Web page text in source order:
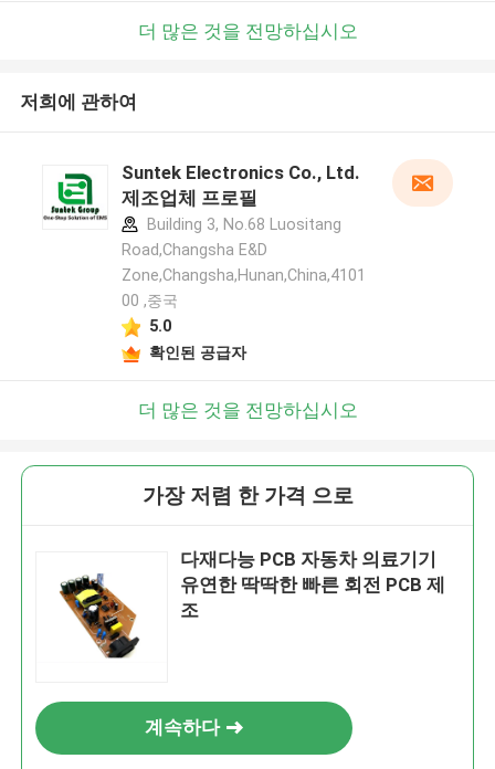
더 많은 것을 전망하십시오
저희에 관하여
Suntek Electronics Co., Ltd.
제조업체 프로필
Building 3, No.68 Luositang
Road,Changsha E&D
Zone,Changsha,Hunan,China,4101
00 ,중국
5.0
확인된 공급자
더 많은 것을 전망하십시오
가장 저렴 한 가격 으로
다재다능 PCB 자동차 의료기기
유연한 딱딱한 빠른 회전 PCB 제
조
계속하다